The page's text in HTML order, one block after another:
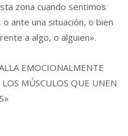
zona cuando sentimos
ante una situación, o bien
a algo, o alguien».
EMOCIONALMENTE
MÚSCULOS QUE UNEN